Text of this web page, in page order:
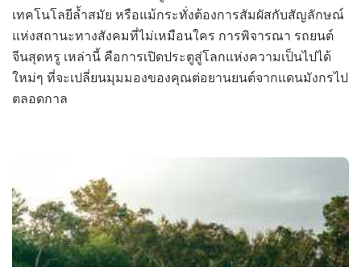
เทคโนโลยีล้ำสมัย หรือแม้กระทั่งต้องการสัมผัสกับสัญลักษณ์
แห่งสถานะทางสังคมที่ไม่เหมือนใคร การพิจารณา รถยนต์
จีนสุดหรู เหล่านี้ คือการเปิดประตูสู่โลกแห่งความเป็นไปได้
ใหม่ๆ ที่จะเปลี่ยนมุมมองของคุณต่อยานยนต์จากแดนมังกรไป
ตลอดกาล